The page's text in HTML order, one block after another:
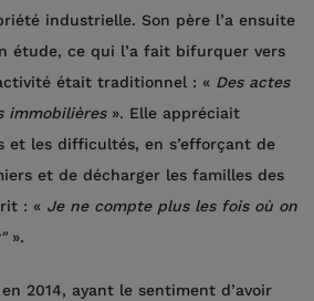
industrielle. Son père l’a ensuite
étude, ce qui l’a fait bifurquer vers
était traditionnel : « Des actes
immobilières». Elle appréciait
et les difficultés, en s’efforçant de
et de décharger les familles des
: « Je ne compte plus les fois où on
».
2014, ayant le sentiment d’avoir